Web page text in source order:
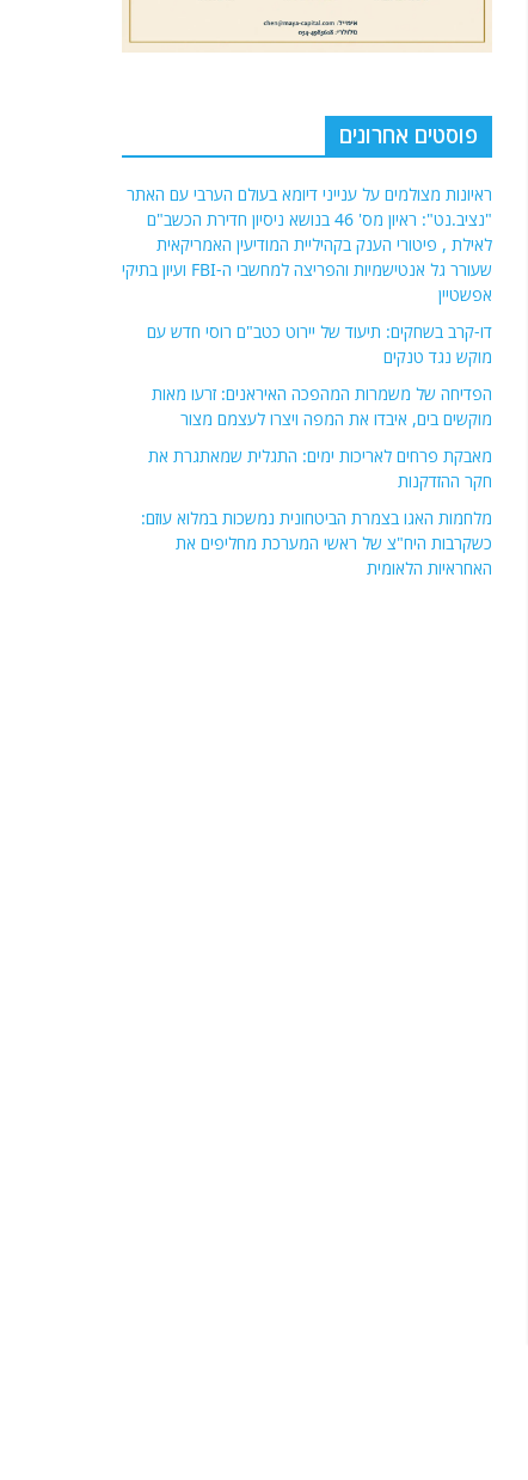
פוסטים אחרונים
ראיונות מצולמים על ענייני דיומא בעולם הערבי עם האתר
שעורר גל אנטישמיות והפריצה למחשבי ה-FBI ועיון בתיקי
אפשטיין
דו-קרב בשחקים: תיעוד של יירוט כטב"ם רוסי חדש עם
מוקש נגד טנקים
מוקשים בים, איבדו את המפה ויצרו לעצמם מצור
חקר ההזדקנות
כשקרבות היח"צ של ראשי המערכת מחליפים את
האחראיות הלאומית